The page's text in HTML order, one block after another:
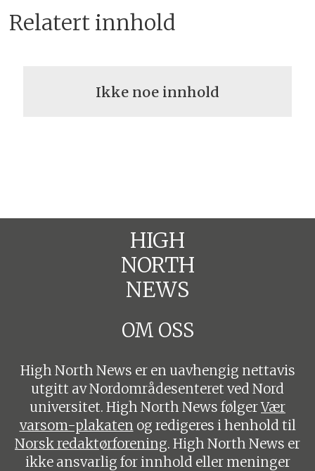
Relatert innhold
Ikke noe innhold
HIGH
NORTH
NEWS
OM OSS
High North News er en uavhengig nettavis
utgitt av Nordområdesenteret ved Nord
universitet. High North News følgerVær
varsom-plakaten og redigeres i henhold til
Norsk redaktørforening. High North News er
ikke ansvarlig for innhold eller meninger